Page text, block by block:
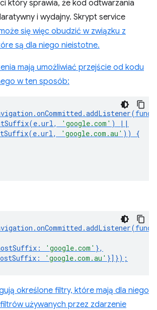
który sprawia, że kod odtwarzania
i wydajny. Skrypt service
się więc obudzić w związku z
są dla niego nieistotne.
mają umożliwiać przejście od kodu
w ten sposób:
.onCommitted .addListener(
(e.url, 'google.com' )
||
(e.url, 'google.com.au' ))
{
.onCommitted .addListener(
: 'google.com' },
: 'google.com.au' }]});
określone filtry, które mają dla niego
używanych przez zdarzenie